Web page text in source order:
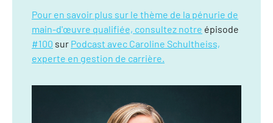
Pour en savoir plus sur le thème de la pénurie de
main-d'œuvre qualifiée, consultez notre épisode
#100 sur Podcast avec Caroline Schultheiss,
experte en gestion de carrière.